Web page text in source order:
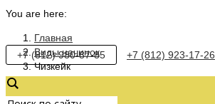
You are here:
Главная
Виды начинок
Чизкейк
+7 (812) 980-87-85 +7 (812) 923-17-26